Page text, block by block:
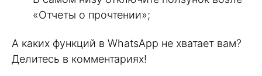
«Отчеты о прочтении»;
А каких функций в WhatsApp не хватает вам?
Делитесь в комментариях!